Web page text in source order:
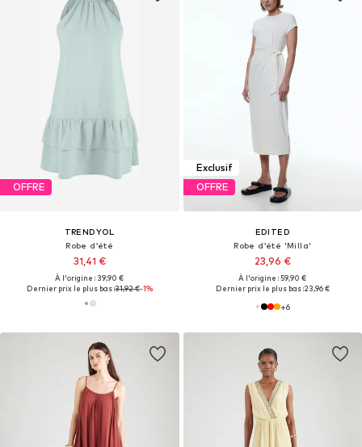
OFFRE
TRENDYOL
Robe d’été
31,41 €
À l'origine : 39,90 €
Dernier prix le plus bas :31,92 €-1%
Exclusif
OFFRE
EDITED
Robe d’été 'Milla'
23,96 €
À l'origine : 59,90 €
Dernier prix le plus bas :23,96 €
+6